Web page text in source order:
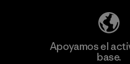
Apoyamos el
base.